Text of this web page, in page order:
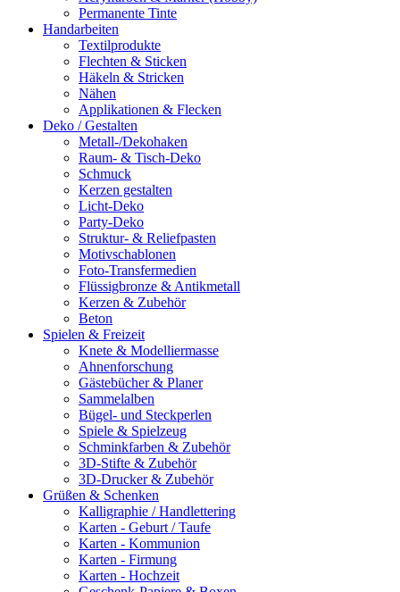
Permanente Tinte
Handarbeiten
Textilprodukte
Flechten & Sticken
Häkeln & Stricken
Nähen
Applikationen & Flecken
Deko / Gestalten
Metall-/Dekohaken
Raum- & Tisch-Deko
Schmuck
Kerzen gestalten
Licht-Deko
Party-Deko
Struktur- & Reliefpasten
Motivschablonen
Foto-Transfermedien
Flüssigbronze & Antikmetall
Kerzen & Zubehör
Beton
Spielen & Freizeit
Knete & Modelliermasse
Ahnenforschung
Gästebücher & Planer
Sammelalben
Bügel- und Steckperlen
Spiele & Spielzeug
Schminkfarben & Zubehör
3D-Stifte & Zubehör
3D-Drucker & Zubehör
Grüßen & Schenken
Kalligraphie / Handlettering
Karten - Geburt / Taufe
Karten - Kommunion
Karten - Firmung
Karten - Hochzeit